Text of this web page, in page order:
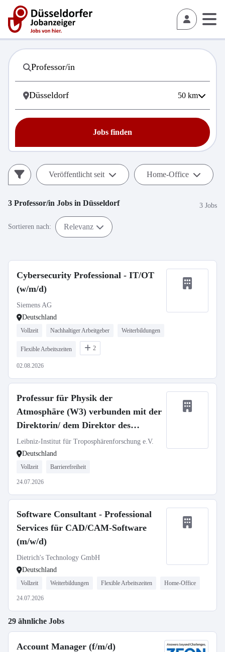
50 km
Jobs finden
Veröffentlicht seit Home-Office
3 Professor/in Jobs in Düsseldorf 3 Jobs
Sortieren nach: Relevanz
Cybersecurity Professional - IT/OT
(w/m/d)
Siemens AG
Deutschland
Vollzeit Nachhaltiger Arbeitgeber Weiterbildungen
Flexible Arbeitszeiten 2
02.08.2026
Professur für Physik der
Atmosphäre (W3) verbunden mit der
Direktorin/ dem Direktor des
TROPOS
Leibniz-Institut für Troposphärenforschung e.V.
Deutschland
Vollzeit Barrierefreiheit
24.07.2026
Software Consultant - Professional
Services für CAD/CAM-Software
(m/w/d)
Dietrich's Technology GmbH
Deutschland
Vollzeit Weiterbildungen Flexible Arbeitszeiten Home-Office
24.07.2026
29 ähnliche Jobs
Account Manager (f/m/d)